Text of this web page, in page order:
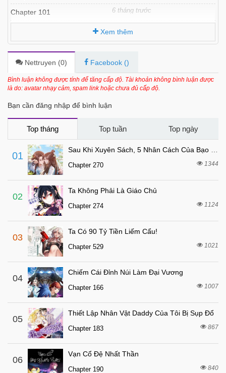
Chapter 101 6 tháng trước
Chapter 99 6 tháng trước
Chapter 98 6 tháng trước
Chapter 97 6 tháng trước
6 tháng trước
Chapter 94.1 6 tháng trước
Chapter 94
Chapter 93
Chapter 92
Chapter 91 6 tháng trước
Chapter 90
Chapter 89 6 tháng trước
Chapter 88
Chapter 87 6 tháng trước
Chapter 86 6 tháng trước
Chapter 85
Chapter 84 6 tháng trước
Chapter 83
Chapter 82 6 tháng trước
Chapter 81
Xem thêm
Nettruyen (0) Facebook ()
Bình luận không được tính để tăng cấp độ. Tài khoản không bình luận được
là do: avatar nhạy cảm, spam link hoặc chưa đủ cấp độ.
Bạn cần đăng nhập để bình luận
Top tháng Top tuần Top ngày
01
Chapter 270 1344
02
Ta Không Phải Là Giáo Chủ
Chapter 274 1124
03
Ta Có 90 Tỷ Tiền Liếm Cẩu!
Chapter 529 1021
04
Chiếm Cái Đỉnh Núi Làm Đại Vương
Chapter 166 1007
05
Thiết Lập Nhân Vật Daddy Của Tôi Bị Sụp Đổ
Chapter 183 867
06
Vạn Cổ Đệ Nhất Thần
Chapter 190 840